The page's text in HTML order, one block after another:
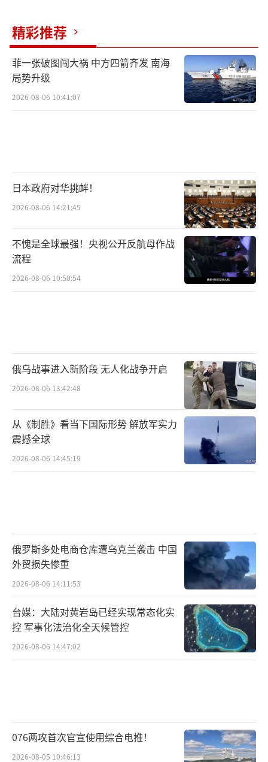
精彩推荐
菲一张破图闯大祸 中方四箭齐发 南海
局势升级
2026-08-06 10:41:07
日本政府对华挑衅！
2026-08-06 14:21:45
不愧是全球最强！央视公开反航母作战
流程
2026-08-06 10:50:54
俄乌战事进入新阶段 无人化战争开启
2026-08-06 13:42:48
从《制胜》看当下国际形势 解放军实力
震撼全球
2026-08-06 14:45:19
俄罗斯多处电商仓库遭乌克兰袭击 中国
外贸损失惨重
2026-08-06 14:11:53
台媒：大陆对黄岩岛已经实现常态化实
控 军事化法治化全天候管控
2026-08-06 14:47:02
076两攻首次官宣使用综合电推！
2026-08-05 10:46:13